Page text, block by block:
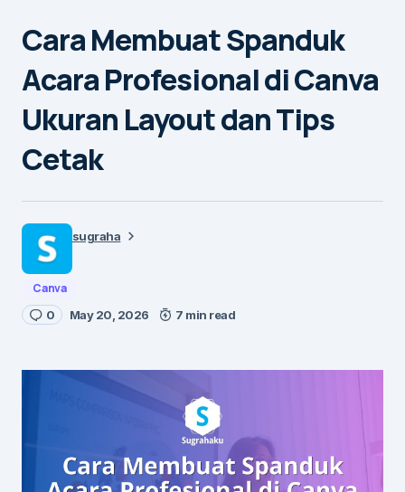
Cara Membuat Spanduk
Acara Profesional di Canva
Ukuran Layout dan Tips
Cetak
sugraha
Canva
0 May 20, 2026 7 min read